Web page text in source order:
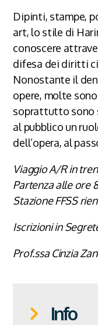
Dipinti, stampe,
art, lo stile di
conoscere
difesa dei diritti
Nonostante il
opere, molte
soprattutto sono
al pubblico un
dell’opera, al
Viaggio A/R in
Partenza alle ore
Stazione FFSS
Iscrizioni in
Prof.ssa Cinzia
Info